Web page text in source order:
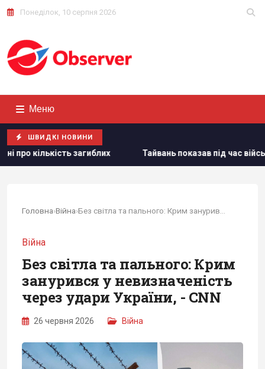
Понеділок, 10 серпня 2026
Меню
ШВИДКІ НОВИНИ
Тайвань показав під час військових навчань дрони,
Головна›Війна›
Війна
Без світла та пального: Крим
занурився у невизначеність
через удари України, - CNN
26 червня 2026 Війна